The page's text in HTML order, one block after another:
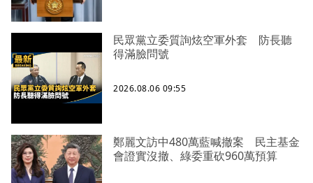
民眾黨立委質詢炫空軍外套 防長聽
得滿臉問號
2026.08.06 09:55
鄭麗文訪中480萬藍喊撤案 民主基金
會證實沒撤、綠委重砍960萬預算